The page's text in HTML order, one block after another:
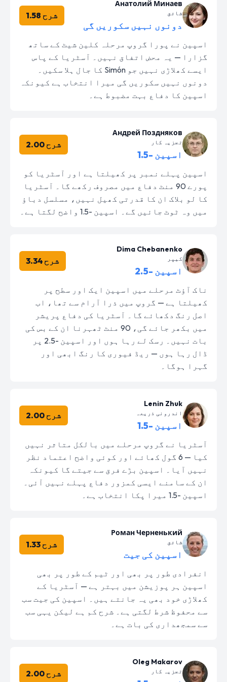
Анатолий Минаев
شائق
دونوں نہیں سکوریں گی
شرح 1.58
اسپین نے پورا گروپ مرحلہ کلین شیٹ کے ساتھ
گزارا — یہ محض اتفاق نہیں۔ آسٹریا کے پاس
ایسے کھلاڑی نہیں جو Simón کا جال ہلا سکیں۔
دونوں نہیں سکوریں گی میرا انتخاب ہے کیونکہ
اسپین کا دفاع بہت مضبوط ہے۔
Андрей Поздняков
تجزیہ کار
اسپین -1.5
شرح 2.00
اسپین پہلے نمبر پر کھیلتا ہے اور آسٹریا کو
پورے 90 منٹ دفاع میں مصروف رکھے گا۔ آسٹریا
کا لو بلاک ان کا قدرتی کھیل نہیں، مسلسل دباؤ
میں وہ ٹوٹ جائیں گے۔ اسپین -1.5 واضح لگتا ہے۔
Dima Chebanenko
کیپر
اسپین -2.5
شرح 3.34
ناک آؤٹ مرحلے میں اسپین ایک اور سطح پر
کھیلتا ہے — گروپ میں ذرا آرام سے تھا، اب
اصل رنگ دکھائے گا۔ آسٹریا کی دفاع پریشر
میں بکھر جائے گی، 90 منٹ ٹھہرنا ان کے بس کی
بات نہیں۔ رسک لے رہا ہوں اور اسپین -2.5 پر
ڈال رہا ہوں — ریڈ فیوری کا رنگ ابھی اور
گہرا ہوگا۔
Lenin Zhuk
اندرونی ذریعہ
اسپین -1.5
شرح 2.00
آسٹریا نے گروپ مرحلے میں بالکل متاثر نہیں
کیا — 6 گول کھائے اور کوئی واضح اعتماد نظر
نہیں آیا۔ اسپین بڑے فرق سے جیتے گا کیونکہ
ان کے سامنے ایسی کمزور دفاع پہلے نہیں آئی۔
اسپین -1.5 میرا پکا انتخاب ہے۔
Роман Черненький
شائق
اسپین کی جیت
شرح 1.33
انفرادی طور پر بھی اور ٹیم کے طور پر بھی
اسپین ہر پوزیشن میں بہتر ہے — آسٹریا کے
کھلاڑی خود بھی یہ جانتے ہیں۔ اسپین کی جیت سب
سے محفوظ شرط لگتی ہے۔ شرح کم ہے لیکن یہی سب
سے سمجھداری کی بات ہے۔
Oleg Makarov
تجزیہ کار شرح 2.00